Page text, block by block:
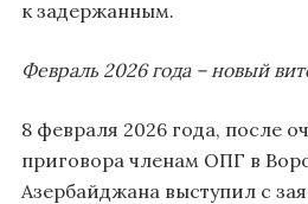
к задержанным.
Февраль 2026 года – новый
8 февраля 2026 года, после
приговора членам ОПГ в
Азербайджана выступил с